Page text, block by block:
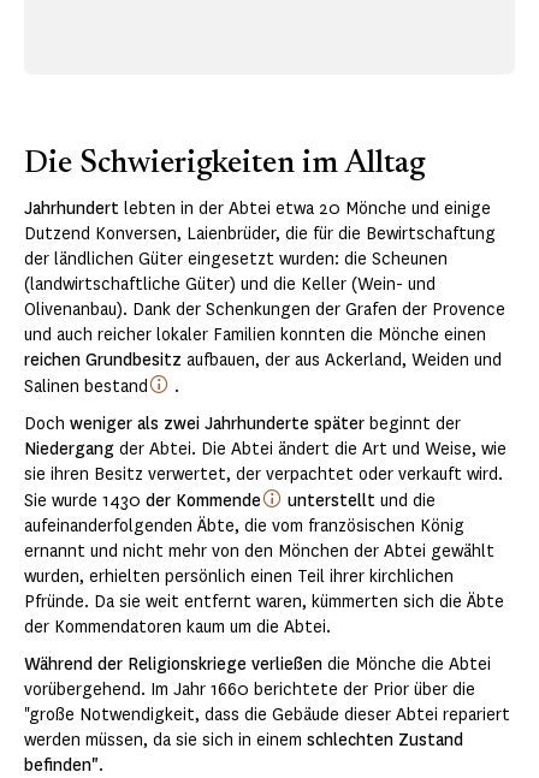
Die Schwierigkeiten im Alltag
Jahrhundert lebten in der Abtei etwa 20 Mönche und einige
Dutzend Konversen, Laienbrüder, die für die Bewirtschaftung
der ländlichen Güter eingesetzt wurden: die Scheunen
(landwirtschaftliche Güter) und die Keller (Wein- und
Olivenanbau). Dank der Schenkungen der Grafen der Provence
und auch reicher lokaler Familien konnten die Mönche einen
reichen Grundbesitz aufbauen, der aus Ackerland, Weiden und
Salinen bestand
.
Doch weniger als zwei Jahrhunderte später beginnt der
Niedergang der Abtei. Die Abtei ändert die Art und Weise, wie
sie ihren Besitz verwertet, der verpachtet oder verkauft wird.
Sie wurde 1430 der Kommende unterstellt und die
aufeinanderfolgenden Äbte, die vom französischen König
ernannt und nicht mehr von den Mönchen der Abtei gewählt
wurden, erhielten persönlich einen Teil ihrer kirchlichen
Pfründe. Da sie weit entfernt waren, kümmerten sich die Äbte
der Kommendatoren kaum um die Abtei.
Während der Religionskriege verließen die Mönche die Abtei
vorübergehend. Im Jahr 1660 berichtete der Prior über die
"große Notwendigkeit, dass die Gebäude dieser Abtei repariert
werden müssen, da sie sich in einem schlechten Zustand
befinden".